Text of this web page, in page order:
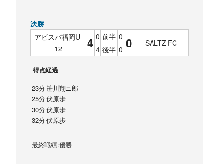
決勝
アビスパ福岡U-
12
4 0 前半 0 0 SALTZ FC
4 後半 0
得点経過
23分 笹川翔ニ郎
25分 伏原歩
30分 伏原歩
32分 伏原歩
最終戦績:優勝